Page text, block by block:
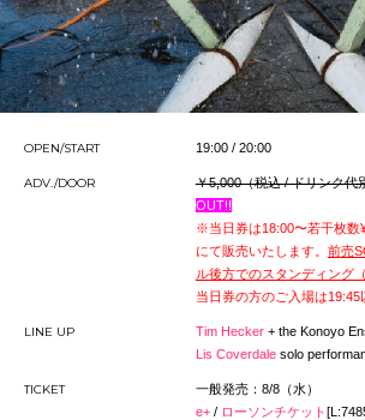
OPEN/START 19:00 / 20:00
ADV./DOOR ￥5,000（税込 / ドリンク代
OUT!!
※当日券は18:00〜若干枚数
にて販売いたします。 前売
ル後方でのスタンディング
当日券の方のご入場は19:45
LINE UP Tim Hecker+ the Konoyo
Lis Coverdalesolo
TICKET
一般発売：8/8（水）
e+/ ローソンチケット[L: